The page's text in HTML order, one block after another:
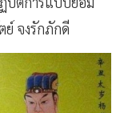
จงรักภักดี